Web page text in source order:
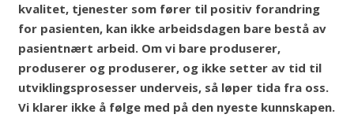
kvalitet, tjenester som fører til positiv forandring
for pasienten, kan ikke arbeidsdagen bare bestå av
pasientnært arbeid. Om vi bare produserer,
produserer og produserer, og ikke setter av tid til
utviklingsprosesser underveis, så løper tida fra oss.
Vi klarer ikke å følge med på den nyeste kunnskapen.